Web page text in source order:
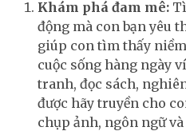
Khám phá đam mê:
động mà con bạn yêu
giúp con tìm thấy
cuộc sống hàng ngày
tranh, đọc sách,
được hãy truyền cho
chụp ảnh, ngôn ngữ